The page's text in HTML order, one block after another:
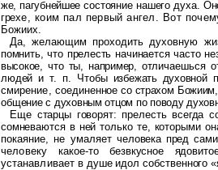
же,пагубнейшее состояние нашего духа.
грехе, коим пал первый ангел. Вот
Божиих.
Да, желающим проходить духовную
помнить, что прелесть начинается часто
высокое, что ты, например, отличаешься
людей и т. п. Чтобы избежать духовной
смирение, соединенное со страхом Божиим
общение с духовным отцом по поводу
Еще старцы говорят: прелесть всегда
сомневаются в ней только те, которыми
покаяние, не умаляет человека пред
человеку какое-то безвкусное
устанавливает в душе идол собственного